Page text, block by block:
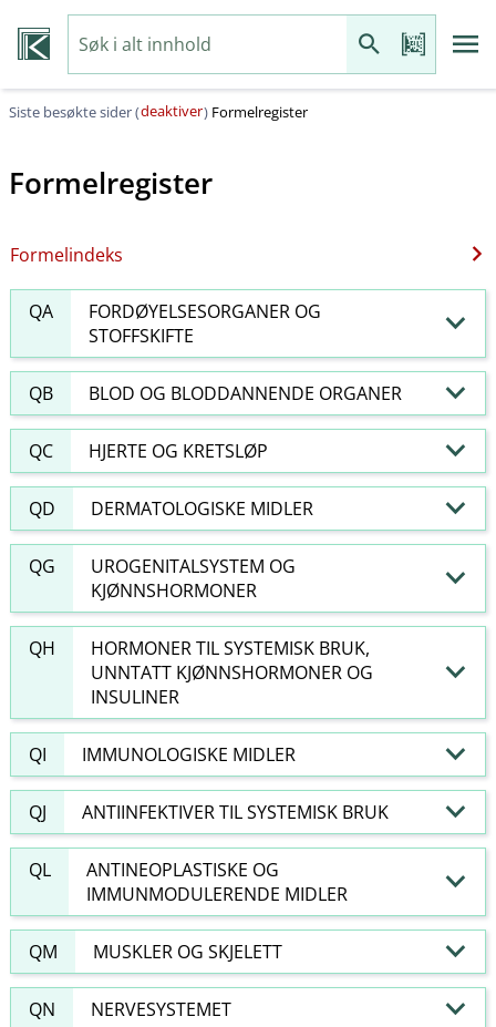
Siste besøkte sider (deaktiver) Formelregister
Formelregister
Formelindeks
QA
FORDØYELSESORGANER OG
STOFFSKIFTE
QB BLOD OG BLODDANNENDE ORGANER
QC HJERTE OG KRETSLØP
QD DERMATOLOGISKE MIDLER
QG
UROGENITALSYSTEM OG
KJØNNSHORMONER
QH
HORMONER TIL SYSTEMISK BRUK,
UNNTATT KJØNNSHORMONER OG
INSULINER
QI IMMUNOLOGISKE MIDLER
QJ ANTIINFEKTIVER TIL SYSTEMISK BRUK
QL
ANTINEOPLASTISKE OG
IMMUNMODULERENDE MIDLER
QM MUSKLER OG SKJELETT
QN NERVESYSTEMET